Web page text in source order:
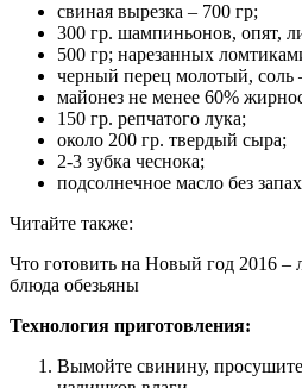
свиная вырезка – 700 гр;
300 гр. шампиньонов, опят,
500 гр; нарезанных
черный перец молотый, соль
майонез не менее 60%
150 гр. репчатого лука;
около 200 гр. твердый сыра;
2-3 зубка чеснока;
подсолнечное масло без
Читайте также:
Что готовить на Новый год 2016
блюда обезьяны
Технология приготовления:
Вымойте свинину,